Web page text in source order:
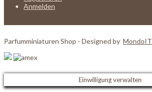
Anmelden
Parfumminiaturen Shop - Designed by MondoIT
Einwilligung verwalten